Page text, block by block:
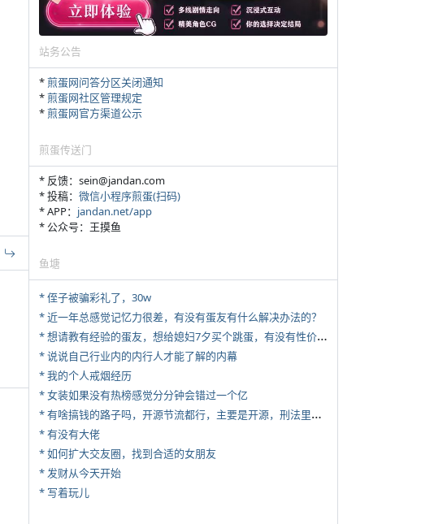
站务公告
*煎蛋网问答分区关闭通知
*煎蛋网社区管理规定
*煎蛋网官方渠道公示
煎蛋传送门
* 反馈：sein@jandan.com
* 投稿： 微信小程序煎蛋(扫码)
* APP： jandan.net/app
* 公众号：王摸鱼
鱼塘
* 侄子被骗彩礼了，30w
* 近一年总感觉记忆力很差，有没有蛋友有什么解决办法的？
*
想请教有经验的蛋友，想给媳妇7夕买个跳蛋，有没有性价比高的推荐
* 说说自己行业内的内行人才能了解的内幕
* 我的个人戒烟经历
* 女装如果没有热榜感觉分分钟会错过一个亿
*
有啥搞钱的路子吗，开源节流都行，主要是开源，刑法里的咱不做
* 有没有大佬
* 如何扩大交友圈，找到合适的女朋友
* 发财从今天开始
* 写着玩儿